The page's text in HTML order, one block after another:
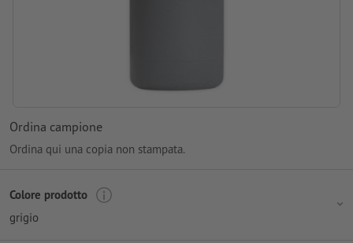
Ordina campione
Ordina qui una copia non stampata.
Colore prodotto
grigio